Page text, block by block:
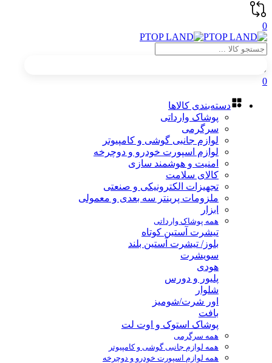
0
0
دسته‌بندی کالاها
پوشاک وارداتی
سرگرمی
لوازم جانبی گوشی و کامپیوتر
لوازم اسپورت خودرو و دوچرخه
امنیت و هوشمند سازی
کالای سلامت
تجهیزات الکترونیکی و صنعتی
ملزومات پرینتر سه بعدی و معمولی
ابزار
همه پوشاک وارداتی
تیشرت آستین کوتاه
بلوز/ تیشرت آستین بلند
سویشرت
هودی
پلیور و دورس
شلوار
اور شرت/شومیز
بافت
پوشاک استوک و اوت لت
همه سرگرمی
همه لوازم جانبی گوشی و کامپیوتر
همه لوازم اسپورت خودرو و دوچرخه